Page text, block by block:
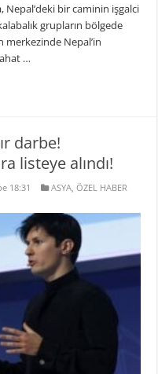
Nepal’deki bir caminin işgalci
grupların bölgede
merkezinde Nepal’in
…
darbe!
listeye alındı!
18:31 ASYA ,ÖZEL HABER